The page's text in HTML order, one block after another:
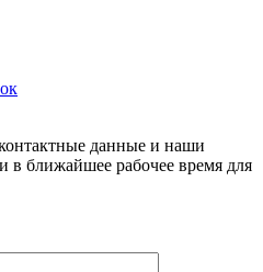
данные и наши
в ближайшее рабочее время для